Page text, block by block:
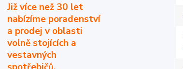
Již více než 30 let
nabízíme poradenství
a prodej v oblasti
volně stojících a
vestavných